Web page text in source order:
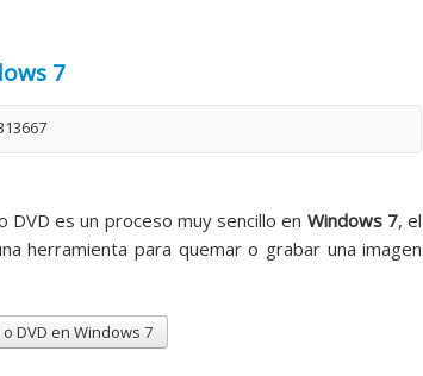
7
DVD es un proceso muy sencillo en Windows 7, el
herramienta para quemar o grabar una imagen
DVD en Windows 7